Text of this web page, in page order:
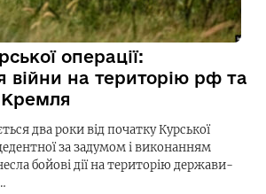
операції:
війни на територію рф та
Кремля
два роки від початку Курської
за задумом і виконанням
бойові дії на територію держави-